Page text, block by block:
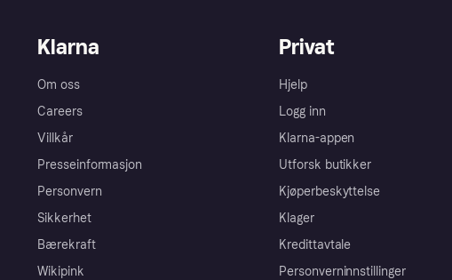
Klarna
Om oss
Careers
Villkår
Presseinformasjon
Personvern
Sikkerhet
Bærekraft
Wikipink
Privat
Hjelp
Logg inn
Klarna-appen
Utforsk butikker
Kjøperbeskyttelse
Klager
Kredittavtale
Personverninnstillinger